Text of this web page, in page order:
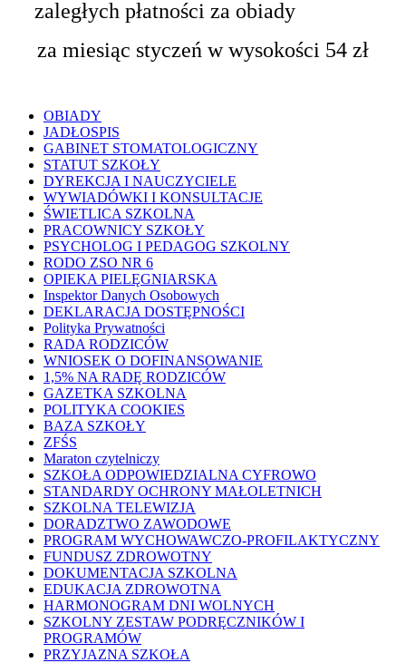
zaległych płatności za obiady
za miesiąc styczeń w wysokości 54 zł
OBIADY
JADŁOSPIS
GABINET STOMATOLOGICZNY
STATUT SZKOŁY
DYREKCJA I NAUCZYCIELE
WYWIADÓWKI I KONSULTACJE
ŚWIETLICA SZKOLNA
PRACOWNICY SZKOŁY
PSYCHOLOG I PEDAGOG SZKOLNY
RODO ZSO NR 6
OPIEKA PIELĘGNIARSKA
Inspektor Danych Osobowych
DEKLARACJA DOSTĘPNOŚCI
Polityka Prywatności
RADA RODZICÓW
WNIOSEK O DOFINANSOWANIE
1,5% NA RADĘ RODZICÓW
GAZETKA SZKOLNA
POLITYKA COOKIES
BAZA SZKOŁY
ZFŚS
Maraton czytelniczy
SZKOŁA ODPOWIEDZIALNA CYFROWO
STANDARDY OCHRONY MAŁOLETNICH
SZKOLNA TELEWIZJA
DORADZTWO ZAWODOWE
PROGRAM WYCHOWAWCZO-PROFILAKTYCZNY
FUNDUSZ ZDROWOTNY
DOKUMENTACJA SZKOLNA
EDUKACJA ZDROWOTNA
HARMONOGRAM DNI WOLNYCH
SZKOLNY ZESTAW PODRĘCZNIKÓW I
PROGRAMÓW
PRZYJAZNA SZKOŁA